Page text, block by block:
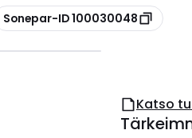
Sonepar-ID 100030048
Katso